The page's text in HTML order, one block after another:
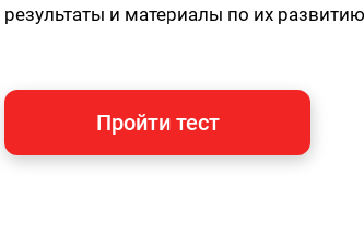
результаты и материалы по их
Пройти тест